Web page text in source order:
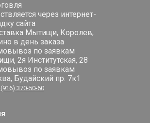
через интернет-
сайта
Мытищи, Королев,
в день заказа
по заявкам
2я Институтская, 28
по заявкам
Будайский пр. 7к1
370-50-60